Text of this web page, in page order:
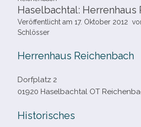
Haselbachtal: Herrenhaus
Veröffentlicht am 17. Oktober 2012
Schlösser
Herrenhaus Reichenbach
Dorfplatz 2
01920 Haselbachtal OT
Historisches